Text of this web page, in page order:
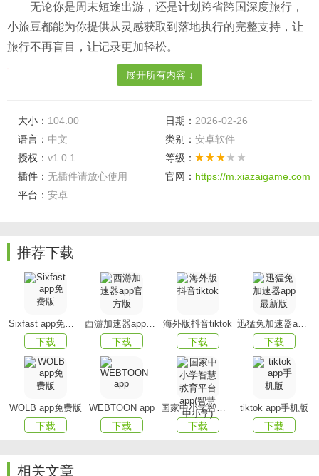
无论你是周末短途出游，还是计划跨省跨国深度旅行，
小旅豆都能为你提供从灵感获取到落地执行的完整支持，让
旅行不再盲目，让记录更加轻松。
2. 实用旅行清单：
出发前创建清单，避免遗漏证件、充
电设备、衣物等重要物品。
4. 摄影辅助工具：
化、一键清晰等功能，让照片更有质感。
5. 拍照姿势攻略：内置拍照姿势与取景参考，解决“不会
摆姿势”的尴尬。
6. 分类浏览便捷：按主题分类，如日本旅游攻略、自驾
必备、景点逛吃等，查找更高效。
界面清新直观：
整体采用温暖明亮的色调设计，信息层
展开所有内容 ↓
大小： 104.00 日期： 2026-02-26
语言： 中文 类别： 安卓软件
授权： v1.0.1
等级：
插件： 无插件请放心使用 官网： https://m.xiazaigame.com
平台： 安卓
推荐下载
Sixfast app免费版
下载
西游加速器app官方版
下载
海外版抖音tiktok
下载
迅猛兔加速器app最新版
下载
WOLB app免费版
下载
WEBTOON app
下载
国家中小学智慧教育平台app(智慧中小学)
下载
tiktok app手机版
下载
相关文章